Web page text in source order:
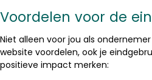
Voordelen voor de
Niet alleen voor jou als
website voordelen, ook je
positieve impact merken: